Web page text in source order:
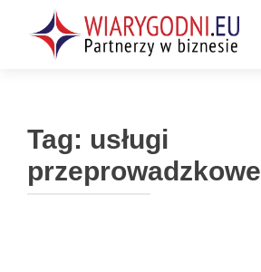
Tag: usługi
przeprowadzkowe